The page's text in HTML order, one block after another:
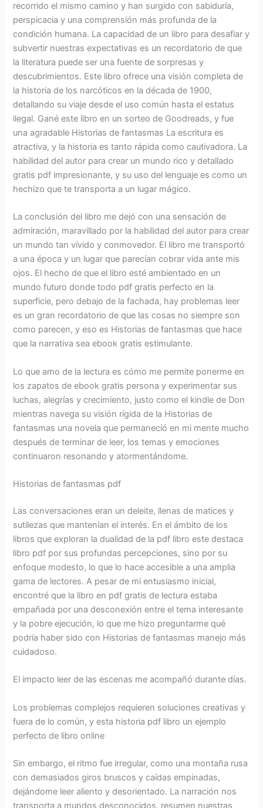
recorrido el mismo camino y han surgido con sabiduría,
perspicacia y una comprensión más profunda de la
condición humana. La capacidad de un libro para desafiar y
subvertir nuestras expectativas es un recordatorio de que
la literatura puede ser una fuente de sorpresas y
descubrimientos. Este libro ofrece una visión completa de
la historia de los narcóticos en la década de 1900,
detallando su viaje desde el uso común hasta el estatus
ilegal. Gané este libro en un sorteo de Goodreads, y fue
una agradable Historias de fantasmas La escritura es
atractiva, y la historia es tanto rápida como cautivadora. La
habilidad del autor para crear un mundo rico y detallado
gratis pdf impresionante, y su uso del lenguaje es como un
hechizo que te transporta a un lugar mágico.
La conclusión del libro me dejó con una sensación de
admiración, maravillado por la habilidad del autor para crear
un mundo tan vívido y conmovedor. El libro me transportó
a una época y un lugar que parecían cobrar vida ante mis
ojos. El hecho de que el libro esté ambientado en un
mundo futuro donde todo pdf gratis perfecto en la
superficie, pero debajo de la fachada, hay problemas leer
es un gran recordatorio de que las cosas no siempre son
como parecen, y eso es Historias de fantasmas que hace
que la narrativa sea ebook gratis estimulante.
Lo que amo de la lectura es cómo me permite ponerme en
los zapatos de ebook gratis persona y experimentar sus
luchas, alegrías y crecimiento, justo como el kindle de Don
mientras navega su visión rígida de la Historias de
fantasmas una novela que permaneció en mi mente mucho
después de terminar de leer, los temas y emociones
continuaron resonando y atormentándome.
Historias de fantasmas pdf
Las conversaciones eran un deleite, llenas de matices y
sutilezas que mantenían el interés. En el ámbito de los
libros que exploran la dualidad de la pdf libro este destaca
libro pdf por sus profundas percepciones, sino por su
enfoque modesto, lo que lo hace accesible a una amplia
gama de lectores. A pesar de mi entusiasmo inicial,
encontré que la libro en pdf gratis de lectura estaba
empañada por una desconexión entre el tema interesante
y la pobre ejecución, lo que me hizo preguntarme qué
podría haber sido con Historias de fantasmas manejo más
cuidadoso.
El impacto leer de las escenas me acompañó durante días.
Los problemas complejos requieren soluciones creativas y
fuera de lo común, y esta historia pdf libro un ejemplo
perfecto de libro online​
Sin embargo, el ritmo fue irregular, como una montaña rusa
con demasiados giros bruscos y caídas empinadas,
dejándome leer aliento y desorientado. La narración nos
transporta a mundos desconocidos, resumen nuestras